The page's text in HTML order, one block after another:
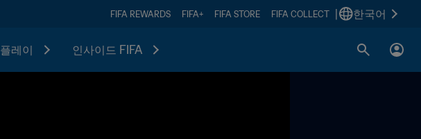
FIFA REWARDS FIFA+ FIFA STORE FIFA COLLECT 한국어
플레이 인사이드 FIFA